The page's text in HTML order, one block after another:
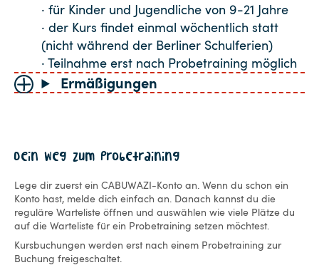
· für Kinder und Jugendliche von 9-21 Jahre
· der Kurs findet einmal wöchentlich statt
(nicht während der Berliner Schulferien)
· Teilnahme erst nach Probetraining möglich
Ermäßigungen
Dein Weg zum Probetraining
Lege dir zuerst ein CABUWAZI-Konto an. Wenn du schon ein
Konto hast, melde dich einfach an. Danach kannst du die
reguläre Warteliste öffnen und auswählen wie viele Plätze du
auf die Warteliste für ein Probetraining setzen möchtest.
Kursbuchungen werden erst nach einem Probetraining zur
Buchung freigeschaltet.